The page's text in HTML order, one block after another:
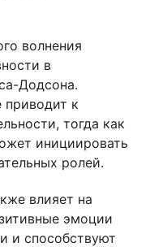
волнения
в
Додсона.
к
тогда как
инициировать
ролей.
влияет на
эмоции
и способствуют